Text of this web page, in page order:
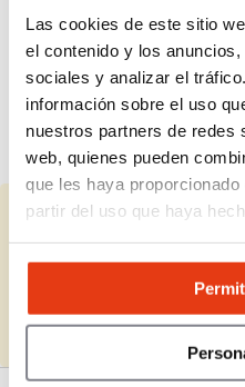
Las cookies de este sitio
el contenido y los
sociales y analizar el
información sobre el uso
nuestros partners de redes
web, quienes pueden
que les haya
partir del uso que haya
¿Existe royalty
¿Hay cuota de
¿Representas a
Completa la información que